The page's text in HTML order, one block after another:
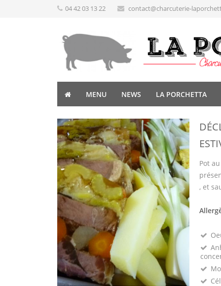
04 42 03 13 22 contact@charcuterie-
MENU NEWS LA PORCHETTA
Pot
, et